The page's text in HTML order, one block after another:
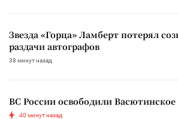
Звезда «Горца» Ламберт потерял
раздачи автографов
38 минут назад
ВС России освободили
40 минут назад